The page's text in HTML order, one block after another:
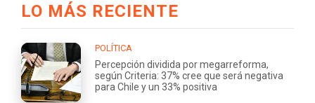
LO MÁS RECIENTE
POLÍTICA
Percepción dividida por megarreforma,
según Criteria: 37% cree que será negativa
para Chile y un 33% positiva